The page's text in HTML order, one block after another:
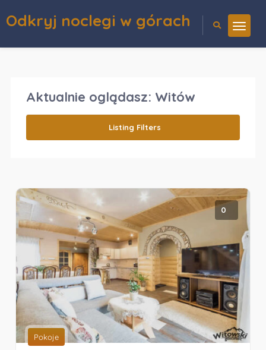
Odkryj noclegi w górach
Aktualnie oglądasz: Witów
Listing Filters
0
Pokoje